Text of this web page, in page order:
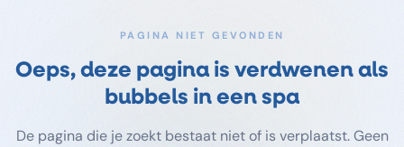
PAGINA NIET GEVONDEN
Oeps, deze pagina is verdwenen als
bubbels in een spa
De pagina die je zoekt bestaat niet of is verplaatst. Geen